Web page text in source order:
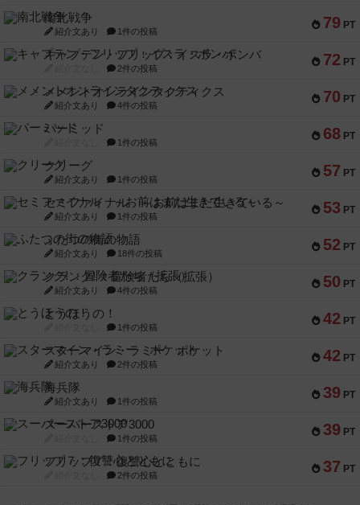
79 PT
南北戦争
紹介文あり 1件の投稿
72 PT
キャプテン・フリップ：イスラ・ボンバ
2件の投稿
70 PT
メメントオンラインタクティクス
紹介文あり 4件の投稿
68 PT
パーミッド
1件の投稿
57 PT
クリーグ
紹介文あり 1件の投稿
53 PT
セミファイナル ～お前はまだ生きている～
紹介文あり 1件の投稿
52 PT
ふたつの街の物語
紹介文あり 18件の投稿
50 PT
クランク! ：冒険者たち（拡張）
紹介文あり 4件の投稿
42 PT
とうほうの！
1件の投稿
42 PT
スターマイン・ラミー ポケット
紹介文あり 2件の投稿
39 PT
海兵隊
紹介文あり 1件の投稿
39 PT
スーパーストア3000
1件の投稿
37 PT
フリップ７：復讐心とともに
2件の投稿